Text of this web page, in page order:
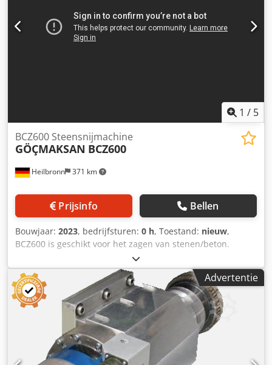
1 / 5
Heilbronn 371 km
BCZ600 Steensnijmachine
GÖÇMAKSAN BCZ600
Prijsinfo Bellen
Bouwjaar: 2023, bedrijfsturen: 0 h, Toestand: nieuw,
BCZ600 is geschikt voor het zagen van stenen/beton.
Productinformatie: Dsdsncffvepfx Aqijkr - Spanning: 380 V
(16 A) - Motorvermogen: 3 kW - Onbelast toerental: 1500
rpm - Motorfrequentie: 50 Hz - Tafelafmetingen voor
opspannen: 480mm x 380mm - Werkhoogte: Ergonomische
hoogte van 88 cm - Afmetingen machine: 1510mm x
750mm x 1530mm - Diameter snijschijf: 600 mm - Dikte
snijschijf: 4,4 mm - Nettogewicht: 186 kg Verzending:
Europa (zelf ophalen ook mogelijk) Als je vragen hebt,
aarzel dan niet om contact met ons op te nemen!
Advertentie